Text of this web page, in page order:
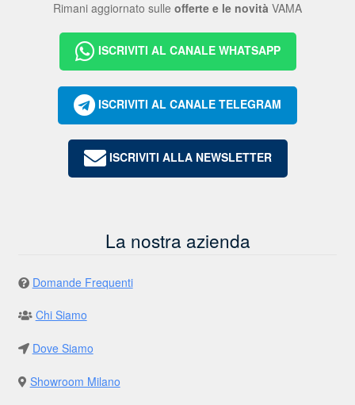
Rimani aggiornato sulle offerte e le novità VAMA
ISCRIVITI AL CANALE WHATSAPP
ISCRIVITI AL CANALE TELEGRAM
ISCRIVITI ALLA NEWSLETTER
La nostra azienda
Domande Frequenti
Chi Siamo
Dove Siamo
Showroom Milano